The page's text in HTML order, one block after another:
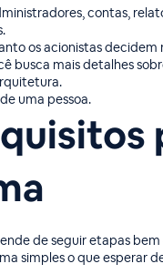
contas,
os acionistas
busca mais detalhes
uma pessoa.
de seguir etapas
simples o que esperar